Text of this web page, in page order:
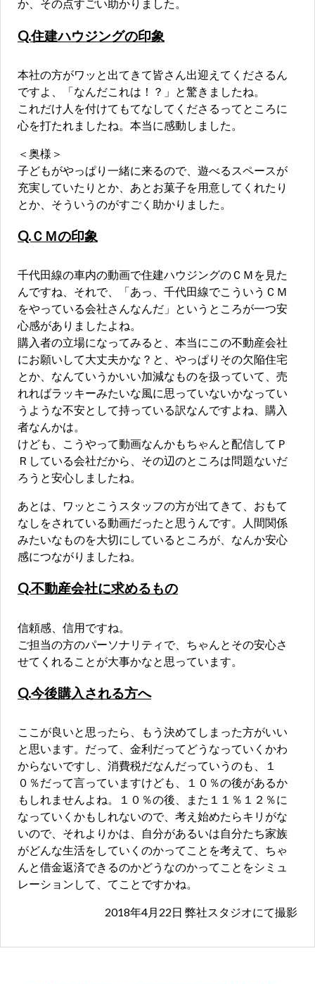
か、その点すごい助かりました。
Q.住建ハウジングの印象
本社の方がワッと出てきて皆さん出迎えてくださるん
ですよ、「なんだこれは！？」と驚きましたね。
これだけ人を付けてもてなしてくださるってところに
心を打たれましたね。本当に感動しました。
＜奥様＞
子どもがやっぱり一緒に来るので、遊べるスペースが
充実していたりとか、あとお菓子を用意してくれたり
とか、そういうのがすごく助かりました。
Q.ＣＭの印象
千代田線の車内の動画で住建ハウジングのＣＭを見た
んですね、それで、「あっ、千代田線でこういうＣＭ
をやっている会社さんなんだ」というところが一つ安
心感がありましたよね。
購入者の立場になってみると、本当にこの不動産会社
にお願いして大丈夫かな？と、やっぱりその欠陥住宅
とか、なんていうかいい加減なものを扱っていて、売
れればラッキーみたいな風に思っていないかなってい
うような不安として持っている訳なんですよね、購入
者なんかは。
けども、こうやって動画なんかもちゃんと配信してＰ
Ｒしている会社だから、その辺のところは問題ないだ
ろうと安心しましたね。
あとは、ワッとこうスタッフの方が出てきて、おもて
なしをされている動画だったと思うんです。人間関係
みたいなものを大切にしているところが、なんか安心
感につながりましたね。
Q.不動産会社に求めるもの
信頼感、信用ですね。
ご担当の方のパーソナリティで、ちゃんとその安心さ
せてくれることが大事かなと思っています。
Q.今後購入される方へ
ここが良いと思ったら、もう決めてしまった方がいい
と思います。だって、金利だってどうなっていくかわ
からないですし、消費税だなんだっていうのも、１
０％だって言っていますけども、１０％の後があるか
もしれませんよね。１０％の後、また１１％１２％に
なっていくかもしれないので、考え始めたらキリがな
いので、それよりかは、自分があるいは自分たち家族
がどんな生活をしていくのかってことを考えて、ちゃ
んと借金返済できるのかどうなのかってことをシミュ
レーションして、てことですかね。
2018年4月22日 弊社スタジオにて撮影